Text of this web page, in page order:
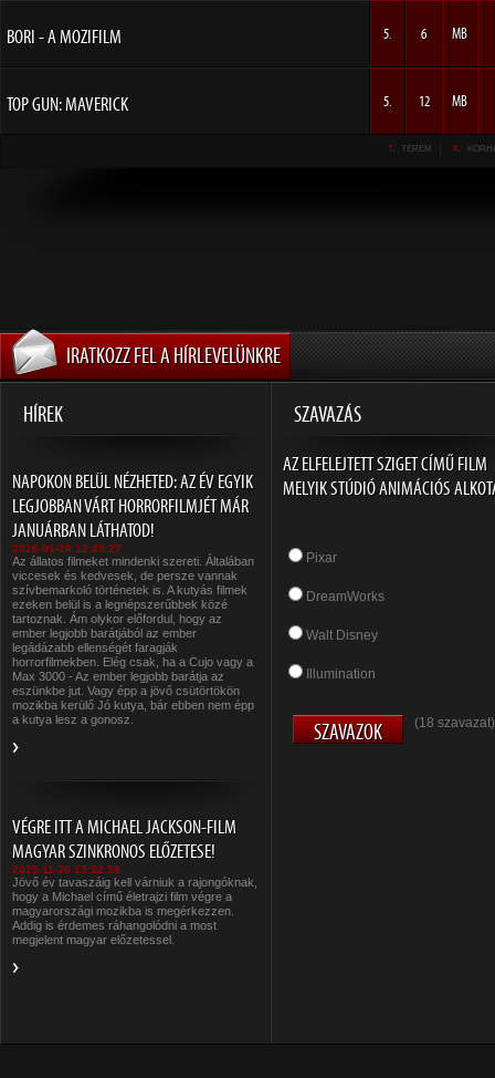
BORI - A MOZIFILM 5. 6 MB
TOP GUN: MAVERICK 5. 12 MB
T. TEREM K.
IRATKOZZ FEL A HÍRLEVELÜNKRE
HÍREK SZAVAZÁS
NAPOKON BELÜL NÉZHETED: AZ ÉV EGYIK
LEGJOBBAN VÁRT HORRORFILMJÉT MÁR
JANUÁRBAN LÁTHATOD!
2026-01-20 12:45:27
Az állatos filmeket mindenki szereti. Általában
viccesek és kedvesek, de persze vannak
szívbemarkoló történetek is. A kutyás filmek
ezeken belül is a legnépszerűbbek közé
tartoznak. Ám olykor előfordul, hogy az
ember legjobb barátjából az ember
legádázabb ellenségét faragják
horrorfilmekben. Elég csak, ha a Cujo vagy a
Max 3000 - Az ember legjobb barátja az
eszünkbe jut. Vagy épp a jövő csütörtökön
mozikba kerülő Jó kutya, bár ebben nem épp
a kutya lesz a gonosz.
VÉGRE ITT A MICHAEL JACKSON-FILM
MAGYAR SZINKRONOS ELŐZETESE!
2025-11-26 15:32:58
Jövő év tavaszáig kell várniuk a rajongóknak,
hogy a Michael című életrajzi film végre a
magyarországi mozikba is megérkezzen.
Addig is érdemes ráhangolódni a most
megjelent magyar előzetessel.
AZ ELFELEJTETT SZIGET CÍMŰ FILM
MELYIK STÚDIÓ ANIMÁCIÓS
Pixar
DreamWorks
Walt Disney
Illumination
(18 szavazat)